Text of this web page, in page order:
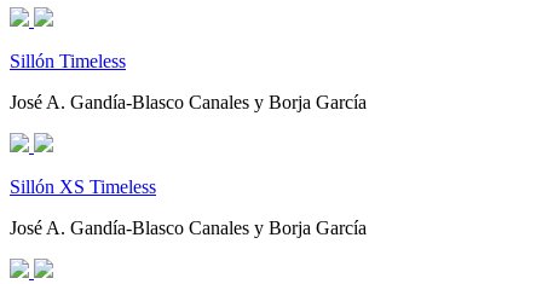
Sillón Timeless
José A. Gandía-Blasco Canales y Borja García
Sillón XS Timeless
José A. Gandía-Blasco Canales y Borja García